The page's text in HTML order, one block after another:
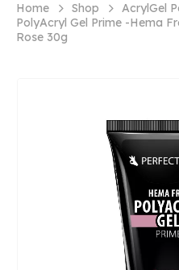
Home Shop AcrylGel
PolyAcryl Gel Prime -Hema
Rose 30g